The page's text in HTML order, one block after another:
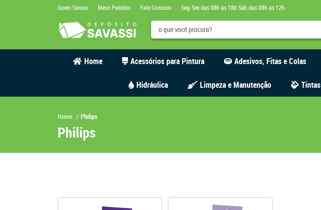
Quem Somos Meus Pedidos Fale Conosco Seg-Sex das 08h ás 18h Sáb das 08h ás 12h
Home Acessórios para Pintura Adesivos, Fitas e Colas
Hidráulica Limpeza e Manutenção Tintas
Home Philips
Philips